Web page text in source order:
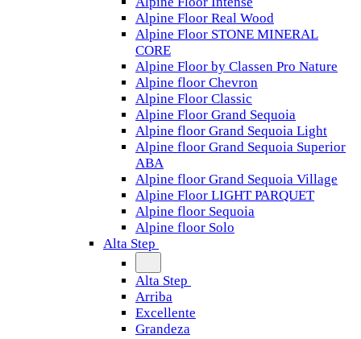
Alpine Floor Real Wood
Alpine Floor STONE MINERAL
CORE
Alpine Floor by Classen Pro Nature
Alpine floor Chevron
Alpine Floor Classic
Alpine Floor Grand Sequoia
Alpine floor Grand Sequoia Light
Alpine floor Grand Sequoia Superior
ABA
Alpine floor Grand Sequoia Village
Alpine Floor LIGHT PARQUET
Alpine floor Sequoia
Alpine floor Solo
Alta Step
Alta Step
Arriba
Excellente
Grandeza